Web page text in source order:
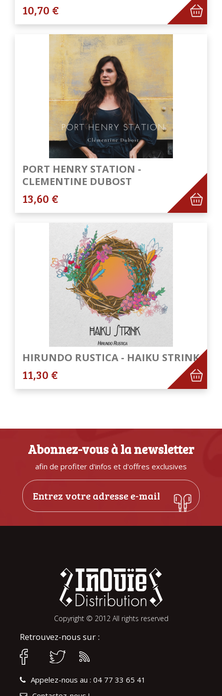
10,70 €
PORT HENRY STATION -
CLEMENTINE DUBOST
13,60 €
HIRUNDO RUSTICA - HAIKU STRINK
11,30 €
Abonnez-vous à la newsletter
afin de profiter d'infos et d'offres exclusives
Copyright © 2012 All rights reserved
Retrouvez-nous sur :
Appelez-nous au : 04 77 33 65 41